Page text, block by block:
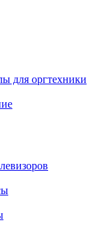
для оргтехники